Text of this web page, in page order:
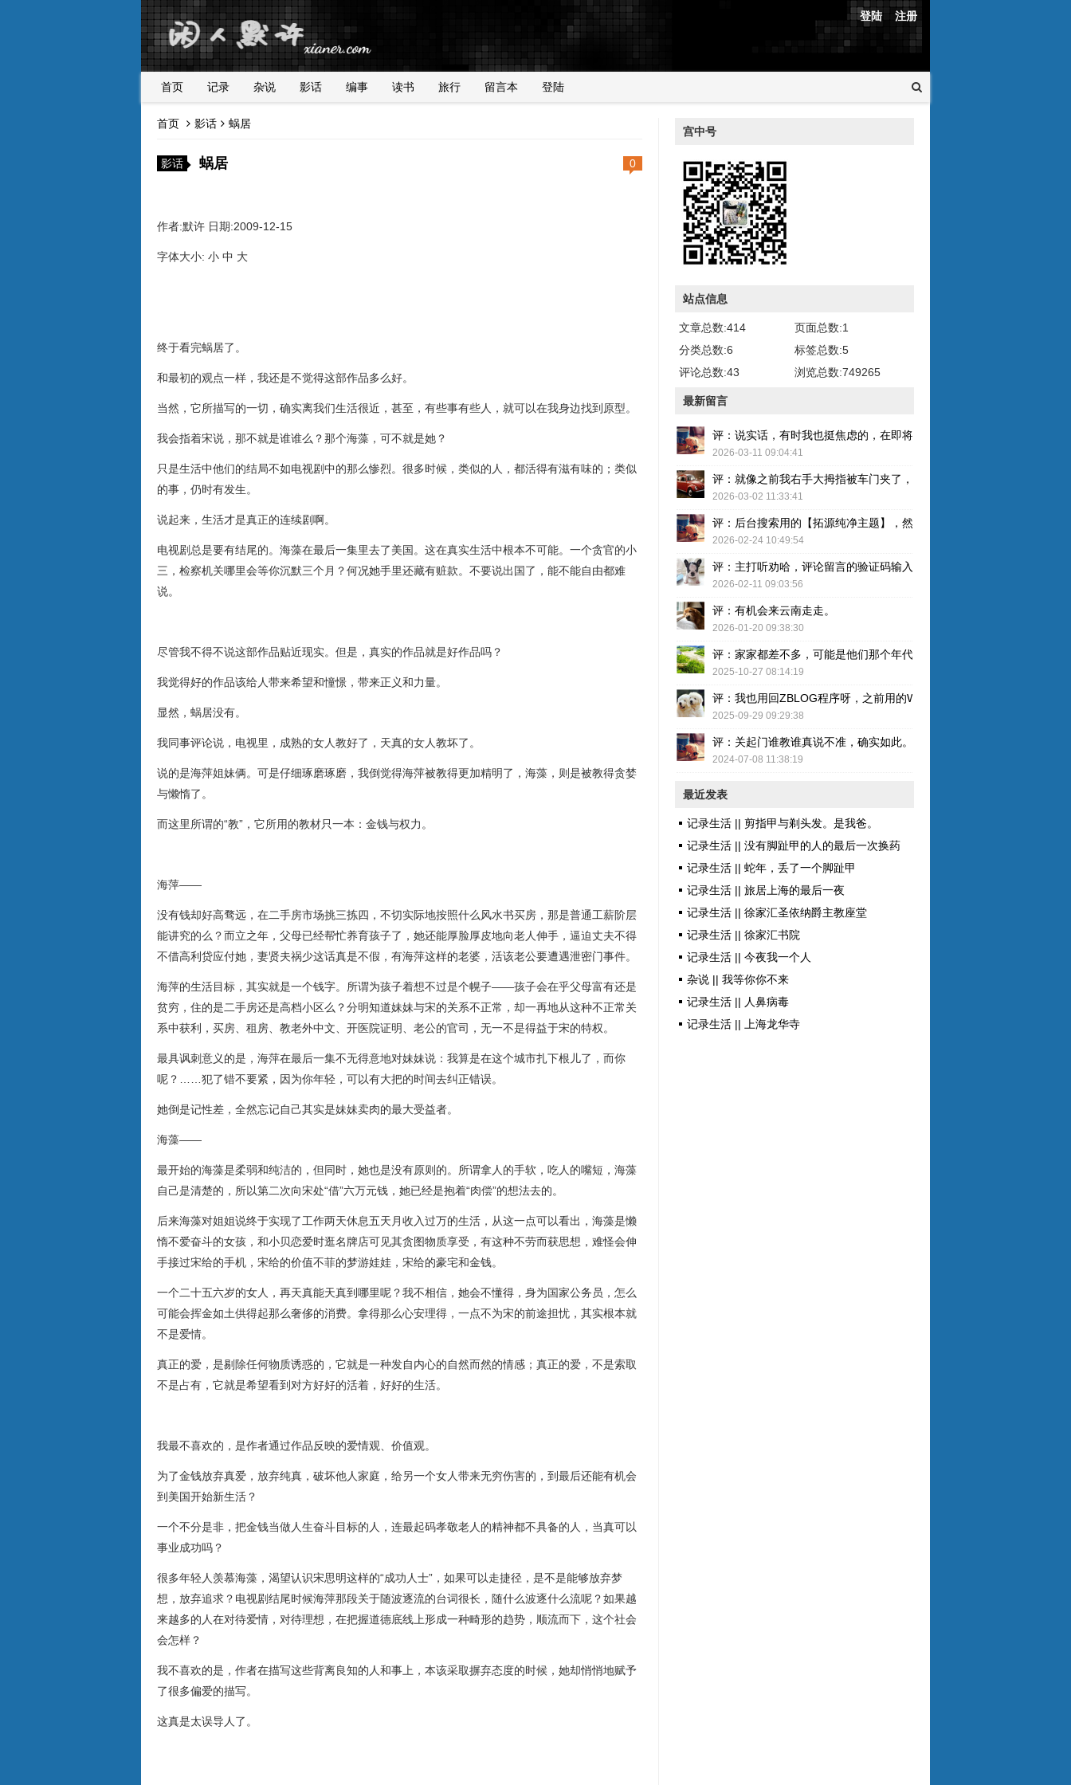
登陆 注册
首页 记录 杂说 影话 编事 读书 旅行 留言本 登陆
首页 影话 蜗居
影话 0
蜗居
作者:默许 日期:2009-12-15
字体大小: 小 中 大
终于看完蜗居了。
和最初的观点一样，我还是不觉得这部作品多么好。
当然，它所描写的一切，确实离我们生活很近，甚至，有些事有些人，就可以在我身边找到原型。
我会指着宋说，那不就是谁谁么？那个海藻，可不就是她？
只是生活中他们的结局不如电视剧中的那么惨烈。很多时候，类似的人，都活得有滋有味的；类似
的事，仍时有发生。
说起来，生活才是真正的连续剧啊。
电视剧总是要有结尾的。海藻在最后一集里去了美国。这在真实生活中根本不可能。一个贪官的小
三，检察机关哪里会等你沉默三个月？何况她手里还藏有赃款。不要说出国了，能不能自由都难
说。
尽管我不得不说这部作品贴近现实。但是，真实的作品就是好作品吗？
我觉得好的作品该给人带来希望和憧憬，带来正义和力量。
显然，蜗居没有。
我同事评论说，电视里，成熟的女人教好了，天真的女人教坏了。
说的是海萍姐妹俩。可是仔细琢磨琢磨，我倒觉得海萍被教得更加精明了，海藻，则是被教得贪婪
与懒惰了。
而这里所谓的“教”，它所用的教材只一本：金钱与权力。
海萍——
没有钱却好高骛远，在二手房市场挑三拣四，不切实际地按照什么风水书买房，那是普通工薪阶层
能讲究的么？而立之年，父母已经帮忙养育孩子了，她还能厚脸厚皮地向老人伸手，逼迫丈夫不得
不借高利贷应付她，妻贤夫祸少这话真是不假，有海萍这样的老婆，活该老公要遭遇泄密门事件。
海萍的生活目标，其实就是一个钱字。所谓为孩子着想不过是个幌子——孩子会在乎父母富有还是
贫穷，住的是二手房还是高档小区么？分明知道妹妹与宋的关系不正常，却一再地从这种不正常关
系中获利，买房、租房、教老外中文、开医院证明、老公的官司，无一不是得益于宋的特权。
最具讽刺意义的是，海萍在最后一集不无得意地对妹妹说：我算是在这个城市扎下根儿了，而你
呢？……犯了错不要紧，因为你年轻，可以有大把的时间去纠正错误。
她倒是记性差，全然忘记自己其实是妹妹卖肉的最大受益者。
海藻——
最开始的海藻是柔弱和纯洁的，但同时，她也是没有原则的。所谓拿人的手软，吃人的嘴短，海藻
自己是清楚的，所以第二次向宋处“借”六万元钱，她已经是抱着“肉偿”的想法去的。
后来海藻对姐姐说终于实现了工作两天休息五天月收入过万的生活，从这一点可以看出，海藻是懒
惰不爱奋斗的女孩，和小贝恋爱时逛名牌店可见其贪图物质享受，有这种不劳而获思想，难怪会伸
手接过宋给的手机，宋给的价值不菲的梦游娃娃，宋给的豪宅和金钱。
一个二十五六岁的女人，再天真能天真到哪里呢？我不相信，她会不懂得，身为国家公务员，怎么
可能会挥金如土供得起那么奢侈的消费。拿得那么心安理得，一点不为宋的前途担忧，其实根本就
不是爱情。
真正的爱，是剔除任何物质诱惑的，它就是一种发自内心的自然而然的情感；真正的爱，不是索取
不是占有，它就是希望看到对方好好的活着，好好的生活。
我最不喜欢的，是作者通过作品反映的爱情观、价值观。
为了金钱放弃真爱，放弃纯真，破坏他人家庭，给另一个女人带来无穷伤害的，到最后还能有机会
到美国开始新生活？
一个不分是非，把金钱当做人生奋斗目标的人，连最起码孝敬老人的精神都不具备的人，当真可以
事业成功吗？
很多年轻人羡慕海藻，渴望认识宋思明这样的“成功人士”，如果可以走捷径，是不是能够放弃梦
想，放弃追求？电视剧结尾时候海萍那段关于随波逐流的台词很长，随什么波逐什么流呢？如果越
来越多的人在对待爱情，对待理想，在把握道德底线上形成一种畸形的趋势，顺流而下，这个社会
会怎样？
我不喜欢的是，作者在描写这些背离良知的人和事上，本该采取摒弃态度的时候，她却悄悄地赋予
了很多偏爱的描写。
这真是太误导人了。
宫中号
站点信息
文章总数:414
页面总数:1
分类总数:6
标签总数:5
评论总数:43
浏览总数:749265
最新留言
评：说实话，有时我也挺焦虑的，在即将奔五的年纪，健康才是最重要
2026-03-11 09:04:41
评：就像之前我右手大拇指被车门夹了，整个指甲黑了，最后整个指甲
2026-03-02 11:33:41
评：后台搜索用的【拓源纯净主题】，然后简单配图就OK了。
2026-02-24 10:49:54
评：主打听劝哈，评论留言的验证码输入已取消，感谢建议哈！
2026-02-11 09:03:56
评：有机会来云南走走。
2026-01-20 09:38:30
评：家家都差不多，可能是他们那个年代人的特色吧。
2025-10-27 08:14:19
评：我也用回ZBLOG程序呀，之前用的WP还是有点难用的，主要后台
2025-09-29 09:29:38
评：关起门谁教谁真说不准，确实如此。而且现在的女性比较独立了，
2024-07-08 11:38:19
最近发表
记录生活 || 剪指甲与剃头发。是我爸。
记录生活 || 没有脚趾甲的人的最后一次换药
记录生活 || 蛇年，丢了一个脚趾甲
记录生活 || 旅居上海的最后一夜
记录生活 || 徐家汇圣依纳爵主教座堂
记录生活 || 徐家汇书院
记录生活 || 今夜我一个人
杂说 || 我等你你不来
记录生活 || 人鼻病毒
记录生活 || 上海龙华寺